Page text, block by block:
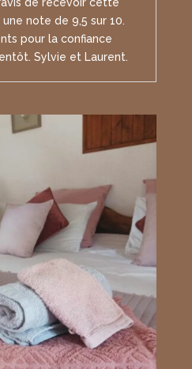
note de 9,5 sur 10.
pour la confiance
Sylvie et Laurent.